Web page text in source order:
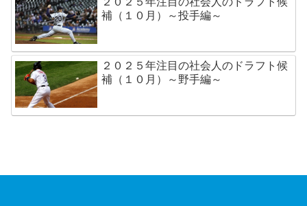
補（１０月）～投手編～
２０２５年注目の社会人のドラフト候
補（１０月）～野手編～